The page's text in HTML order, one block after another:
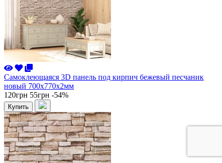
Самоклеющаяся 3D панель под кирпич бежевый песчаник
новый 700x770x2мм
120грн 55грн -54%
Купить